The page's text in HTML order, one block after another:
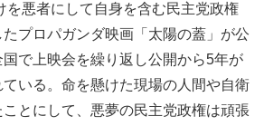
悪者にして自身を含む民主党政権
プロパガンダ映画「太陽の蓋」が公
で上映会を繰り返し公開から5年が
いる。命を懸けた現場の人間や自衛
とにして、悪夢の民主党政権は頑張